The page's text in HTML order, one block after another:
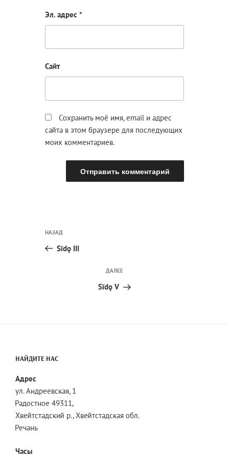
Эл. адрес*
Сайт
Сохранить моё имя, email и адрес
сайта в этом браузере для последующих
моих комментариев.
по
записям
Предыдущая
запись:
НАЗАД
Sīdǫ III
Следующая
запись
ДАЛЕЕ
Sīdǫ V
НАЙДИТЕ НАС
Адрес
ул. Андреевская, 1
Радостное 49311,
Хвейтстадский р., Хвейтстадская обл.
Речань
Часы